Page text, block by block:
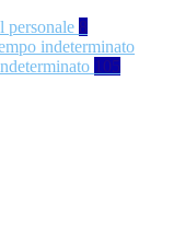
personale 8
indeterminato
105